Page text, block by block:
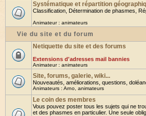
Systématique et répartition
Classification, Détermination de phasmes,
Animateur : animateurs
Vie du site et du forum
Netiquette du site et des forums
Extensions d'adresses mail bannies
Animateur : animateurs
Site, forums, galerie, wiki...
Nouveautés, améliorations, questions,
Animateurs : Arno animateurs
Le coin des membres
Vous pouvez poster tous les sujets qui ne
et des phasmes en particulier. Une seule